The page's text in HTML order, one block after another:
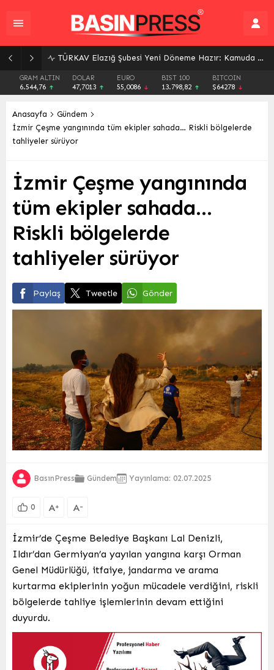
TÜRKAV Elazığ Şubesi Yeni Döneme Hazır: Kamuda Liyakat ve Adalet Vurgusu
GRAM ALTIN
6.544,76
DOLAR
47,7013
EURO
55,0086
BIST 100
13.798,82
BITCOIN
$64278
Anasayfa
Gündem
İzmir Çeşme yangınında tüm ekipler sahada… Riskli bölgelerde
tahliyeler sürüyor
İzmir Çeşme yangınında
tüm ekipler sahada…
Riskli bölgelerde
tahliyeler sürüyor
Paylaş Tweetle Gönder
BasınPress Gündem Yayınlama: 02.07.2025
0 A+ A-
İzmir’de Çeşme Belediye Başkanı Lal Denizli,
Ildır’dan Germiyan’a yayılan yangına karşı Orman
Genel Müdürlüğü, itfaiye, jandarma ve arama
kurtarma ekiplerinin yoğun mücadele verdiğini, riskli
bölgelerde tahliye işlemlerinin devam ettiğini
duyurdu.